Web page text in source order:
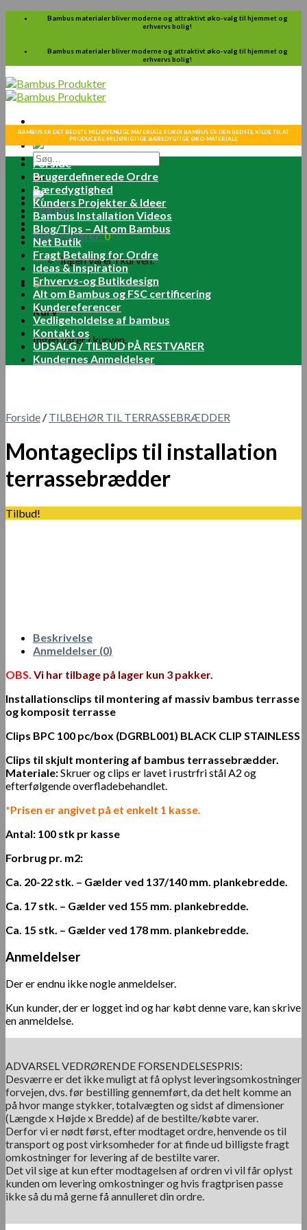
Skip
Bambus materialer bliver moderne og attraktivt øko-valg til hjemmet og
erhvervs bolig!
Bambus materialer bliver moderne og attraktivt øko-valg til hjemmet og
erhvervs bolig!
Søg
efter:
Log ind
Kurv /0.00kr.0
Ingen varer i kurven.
0
Kurv
Ingen varer i kurven.
BAMBUS ER DET BEDSTE MILJØVENLIGE MATERIALE FORDI BAMBUS ER DEN BEDSTE KILDE TIL AT
PRODUCERE MILJØRIGTIGE BÆREDYGTIGE ØKO-MATERIALE
Forside
Brugerdefinerede Ordre
Bæredygtighed
Kunders Projekter & Ideer
Bambus Installation Videos
Blog/Tips – Alt om Bambus
Net Butik
Fragt Betaling for Ordre
Ideas & Inspiration
Erhvervs-og Butikdesign
Alt om Bambus og FSC certificering
Kundereferencer
Vedligeholdelse af bambus
Kontakt os
UDSALG / TILBUD PÅ RESTVARER
Kundernes Anmeldelser
Forside / TILBEHØR TIL TERRASSEBRÆDDER
Montageclips til installation
terrassebrædder
Tilbud!
Beskrivelse
Anmeldelser (0)
OBS. Vi har tilbage på lager kun 3 pakker.
Installationsclips til montering af massiv bambus terrasse
og komposit terrasse
Clips BPC 100 pc/box (DGRBL001) BLACK CLIP STAINLESS
Clips til skjult montering af bambus terrassebrædder.
Materiale:Skruer og clips er lavet i rustrfri stål A2 og
efterfølgende overfladebehandlet.
*Prisen er angivet på et enkelt 1 kasse.
Antal: 100 stk pr kasse
Forbrug pr. m2:
Ca. 20-22 stk. – Gælder ved 137/140 mm. plankebredde.
Ca. 17 stk. – Gælder ved 155 mm. plankebredde.
Ca. 15 stk. – Gælder ved 178 mm. plankebredde.
Anmeldelser
Der er endnu ikke nogle anmeldelser.
Kun kunder, der er logget ind og har købt denne vare, kan skrive
en anmeldelse.
ADVARSEL VEDRØRENDE FORSENDELSESPRIS:
Desværre er det ikke muligt at få oplyst leveringsomkostninger
forvejen, dvs. før bestilling gennemført, da det helt komme an
på hvor mange stykker, totalvægten og sidst af dimensioner
(Længde x Højde x Bredde) af de bestilte/købte varer.
Derfor vi er nødt først, efter modtaget ordre, henvende os til
transport og post virksomheder for at finde ud billigste fragt
omkostninger for levering af de bestilte varer.
Det vil sige at kun efter modtagelsen af ordren vi vil får oplyst
kunden om levering omkostninger og hvis fragtprisen passe
ikke så du må gerne få annulleret din ordre.